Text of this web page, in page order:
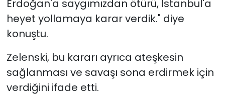
Erdoğan'a saygımızdan ötürü, İstanbul'a
heyet yollamaya karar verdik." diye
konuştu.
Zelenski, bu kararı ayrıca ateşkesin
sağlanması ve savaşı sona erdirmek için
verdiğini ifade etti.